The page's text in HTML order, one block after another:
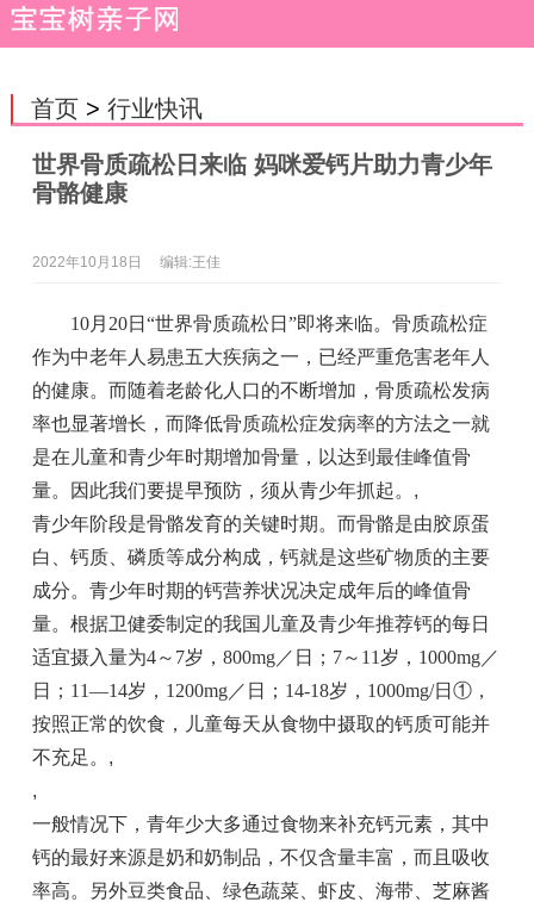
首页> 行业快讯
世界骨质疏松日来临 妈咪爱钙片助力青少年
骨骼健康
2022年10月18日 编辑:王佳
10月20日“世界骨质疏松日”即将来临。骨质疏松症
作为中老年人易患五大疾病之一，已经严重危害老年人
的健康。而随着老龄化人口的不断增加，骨质疏松发病
率也显著增长，而降低骨质疏松症发病率的方法之一就
是在儿童和青少年时期增加骨量，以达到最佳峰值骨
量。因此我们要提早预防，须从青少年抓起。 ,
青少年阶段是骨骼发育的关键时期。而骨骼是由胶原蛋
白、钙质、磷质等成分构成，钙就是这些矿物质的主要
成分。青少年时期的钙营养状况决定成年后的峰值骨
量。根据卫健委制定的我国儿童及青少年推荐钙的每日
适宜摄入量为4～7岁，800mg／日；7～11岁，1000mg／
日；11—14岁，1200mg／日；14-18岁，1000mg/日①，
按照正常的饮食，儿童每天从食物中摄取的钙质可能并
不充足。 ,
,
一般情况下，青年少大多通过食物来补充钙元素，其中
钙的最好来源是奶和奶制品，不仅含量丰富，而且吸收
率高。另外豆类食品、绿色蔬菜、虾皮、海带、芝麻酱